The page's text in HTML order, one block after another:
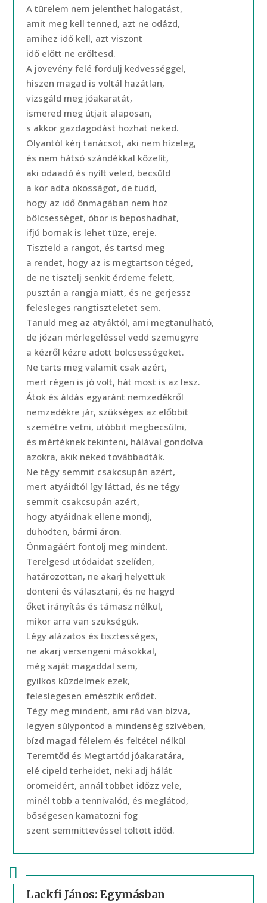
A türelem nem jelenthet halogatást,
amit meg kell tenned, azt ne odázd,
amihez idő kell, azt viszont
idő előtt ne erőltesd.
A jövevény felé fordulj kedvességgel,
hiszen magad is voltál hazátlan,
vizsgáld meg jóakaratát,
ismered meg útjait alaposan,
s akkor gazdagodást hozhat neked.
Olyantól kérj tanácsot, aki nem hízeleg,
és nem hátsó szándékkal közelít,
aki odaadó és nyílt veled, becsüld
a kor adta okosságot, de tudd,
hogy az idő önmagában nem hoz
bölcsességet, óbor is beposhadhat,
ifjú bornak is lehet tüze, ereje.
Tiszteld a rangot, és tartsd meg
a rendet, hogy az is megtartson téged,
de ne tisztelj senkit érdeme felett,
pusztán a rangja miatt, és ne gerjessz
felesleges rangtiszteletet sem.
Tanuld meg az atyáktól, ami megtanulható,
de józan mérlegeléssel vedd szemügyre
a kézről kézre adott bölcsességeket.
Ne tarts meg valamit csak azért,
mert régen is jó volt, hát most is az lesz.
Átok és áldás egyaránt nemzedékről
nemzedékre jár, szükséges az előbbit
szemétre vetni, utóbbit megbecsülni,
és mértéknek tekinteni, hálával gondolva
azokra, akik neked továbbadták.
Ne tégy semmit csakcsupán azért,
mert atyáidtól így láttad, és ne tégy
semmit csakcsupán azért,
hogy atyáidnak ellene mondj,
dühödten, bármi áron.
Önmagáért fontolj meg mindent.
Terelgesd utódaidat szelíden,
határozottan, ne akarj helyettük
dönteni és választani, és ne hagyd
őket irányítás és támasz nélkül,
mikor arra van szükségük.
Légy alázatos és tisztességes,
ne akarj versengeni másokkal,
még saját magaddal sem,
gyilkos küzdelmek ezek,
feleslegesen emésztik erődet.
Tégy meg mindent, ami rád van bízva,
legyen súlypontod a mindenség szívében,
bízd magad félelem és feltétel nélkül
Teremtőd és Megtartód jóakaratára,
elé cipeld terheidet, neki adj hálát
örömeidért, annál többet időzz vele,
minél több a tennivalód, és meglátod,
bőségesen kamatozni fog
szent semmittevéssel töltött időd.
Lackfi János: Egymásban